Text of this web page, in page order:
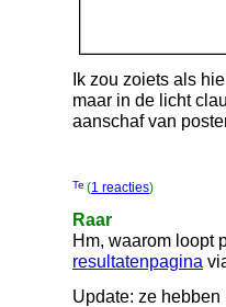
Ik zou zoiets als
maar in de licht
aanschaf van
(1 reacties)
Raar
Hm, waarom loopt
resultatenpagina
Update: ze hebben